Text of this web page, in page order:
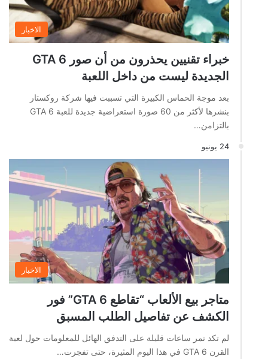
الاخبار
خبراء تقنيين يحذرون من أن صور GTA 6
الجديدة ليست من داخل اللعبة
بعد موجة الحماس الكبيرة التي تسببت فيها شركة روكستار
بنشرها لأكثر من 60 صورة استعراضية جديدة للعبة GTA 6
بالتزامن…
24 يونيو
الاخبار
متاجر بيع الألعاب “تقاطع GTA 6” فور
الكشف عن تفاصيل الطلب المسبق
لم تكد تمر ساعات قليلة على التدفق الهائل للمعلومات حول لعبة
القرن GTA 6 في هذا اليوم المثيرة، حتى تفجرت…